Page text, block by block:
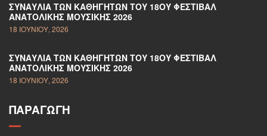
ΣΥΝΑΥΛΊΑ ΤΩΝ ΚΑΘΗΓΗΤΏΝ ΤΟΥ 18ΟΥ ΦΕΣΤΙΒΆΛ
ΑΝΑΤΟΛΙΚΉΣ ΜΟΥΣΙΚΉΣ 2026
18 ΙΟΥΝΊΟΥ, 2026
ΣΥΝΑΥΛΊΑ ΤΩΝ ΚΑΘΗΓΗΤΏΝ ΤΟΥ 18ΟΥ ΦΕΣΤΙΒΆΛ
ΑΝΑΤΟΛΙΚΉΣ ΜΟΥΣΙΚΉΣ 2026
18 ΙΟΥΝΊΟΥ, 2026
ΠΑΡΑΓΩΓΉ